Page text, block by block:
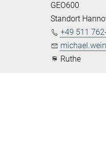
GEO600
Standort
+49 511
Ruthe